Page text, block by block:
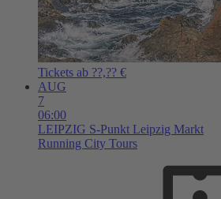
Tickets ab ??,?? €
AUG
7
06:00
LEIPZIG S-Punkt Leipzig Markt
Running City Tours